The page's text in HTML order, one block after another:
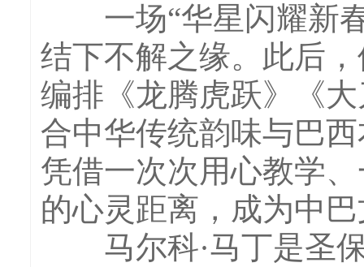
一场“华星闪耀新春
结下不解之缘。此后
编排《龙腾虎跃》《
合中华传统韵味与巴
凭借一次次用心教学
的心灵距离，成为中
马尔科·马丁是圣保